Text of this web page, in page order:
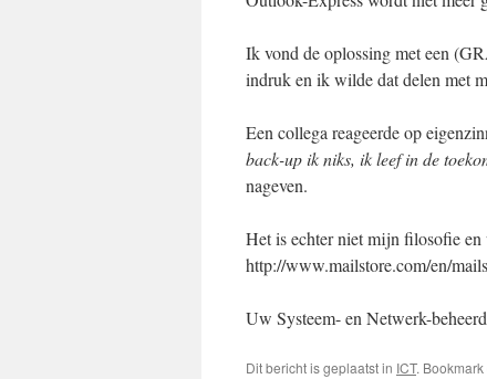
Ik vond de oplossing met een
indruk en ik wilde dat delen met
Een collega reageerde op
back-up ik niks, ik leef in de
nageven.
Het is echter niet mijn filosofie
http://www.mailstore.com/en/
Uw Systeem- en Netwerk-
Dit bericht is geplaatst in ICT. Bookmark